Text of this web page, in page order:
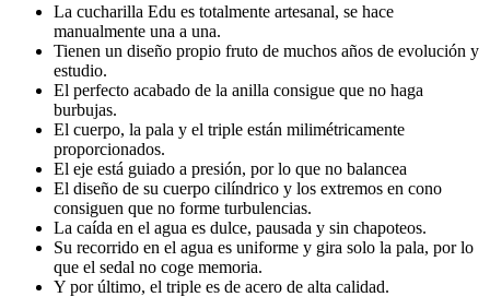
La cucharilla Edu es totalmente artesanal, se hace
manualmente una a una.
Tienen un diseño propio fruto de muchos años de evolución y
estudio.
El perfecto acabado de la anilla consigue que no haga
burbujas.
El cuerpo, la pala y el triple están milimétricamente
proporcionados.
El eje está guiado a presión, por lo que no balancea
El diseño de su cuerpo cilíndrico y los extremos en cono
consiguen que no forme turbulencias.
La caída en el agua es dulce, pausada y sin chapoteos.
Su recorrido en el agua es uniforme y gira solo la pala, por lo
que el sedal no coge memoria.
Y por último, el triple es de acero de alta calidad.